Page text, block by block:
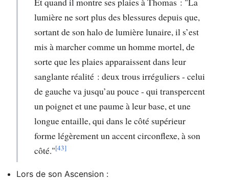
lumière ne sort plus des blessures depuis que,
sortant de son halo de lumière lunaire, il s’est
mis à marcher comme un homme mortel, de
sorte que les plaies apparaissent dans leur
sanglante réalité : deux trous irréguliers - celui
de gauche va jusqu’au pouce - qui transpercent
un poignet et une paume à leur base, et une
longue entaille, qui dans le côté supérieur
forme légèrement un accent circonflexe, à son
côté."[43]
Lors de son Ascension :